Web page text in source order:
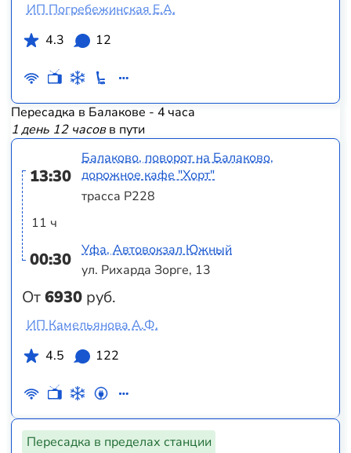
ИП Погребежинская Е.А.
4.3
12
Пересадка в Балакове - 4 часа
1 день 12 часовв пути
13:30
11 ч
00:30
От6930 руб.
Балаково, поворот на Балаково,
дорожное кафе "Хорт"
трасса Р228
Уфа, Автовокзал Южный
ул. Рихарда Зорге, 13
ИП Камельянова А.Ф.
4.5
122
Пересадка в пределах станции